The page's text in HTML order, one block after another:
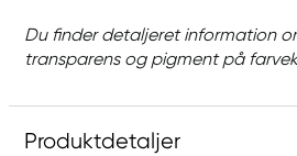
Du finder detaljeret information
transparens og pigment på
Produktdetaljer